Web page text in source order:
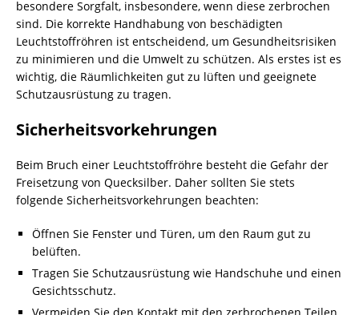
besondere Sorgfalt, insbesondere, wenn diese zerbrochen
sind. Die korrekte Handhabung von beschädigten
Leuchtstoffröhren ist entscheidend, um Gesundheitsrisiken
zu minimieren und die Umwelt zu schützen. Als erstes ist es
wichtig, die Räumlichkeiten gut zu lüften und geeignete
Schutzausrüstung zu tragen.
Sicherheitsvorkehrungen
Beim Bruch einer Leuchtstoffröhre besteht die Gefahr der
Freisetzung von Quecksilber. Daher sollten Sie stets
folgende Sicherheitsvorkehrungen beachten:
Öffnen Sie Fenster und Türen, um den Raum gut zu
belüften.
Tragen Sie Schutzausrüstung wie Handschuhe und einen
Gesichtsschutz.